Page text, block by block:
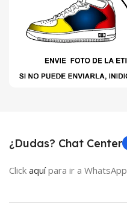
¿Dudas? Chat Center
Click aquípara ir a WhatsApp